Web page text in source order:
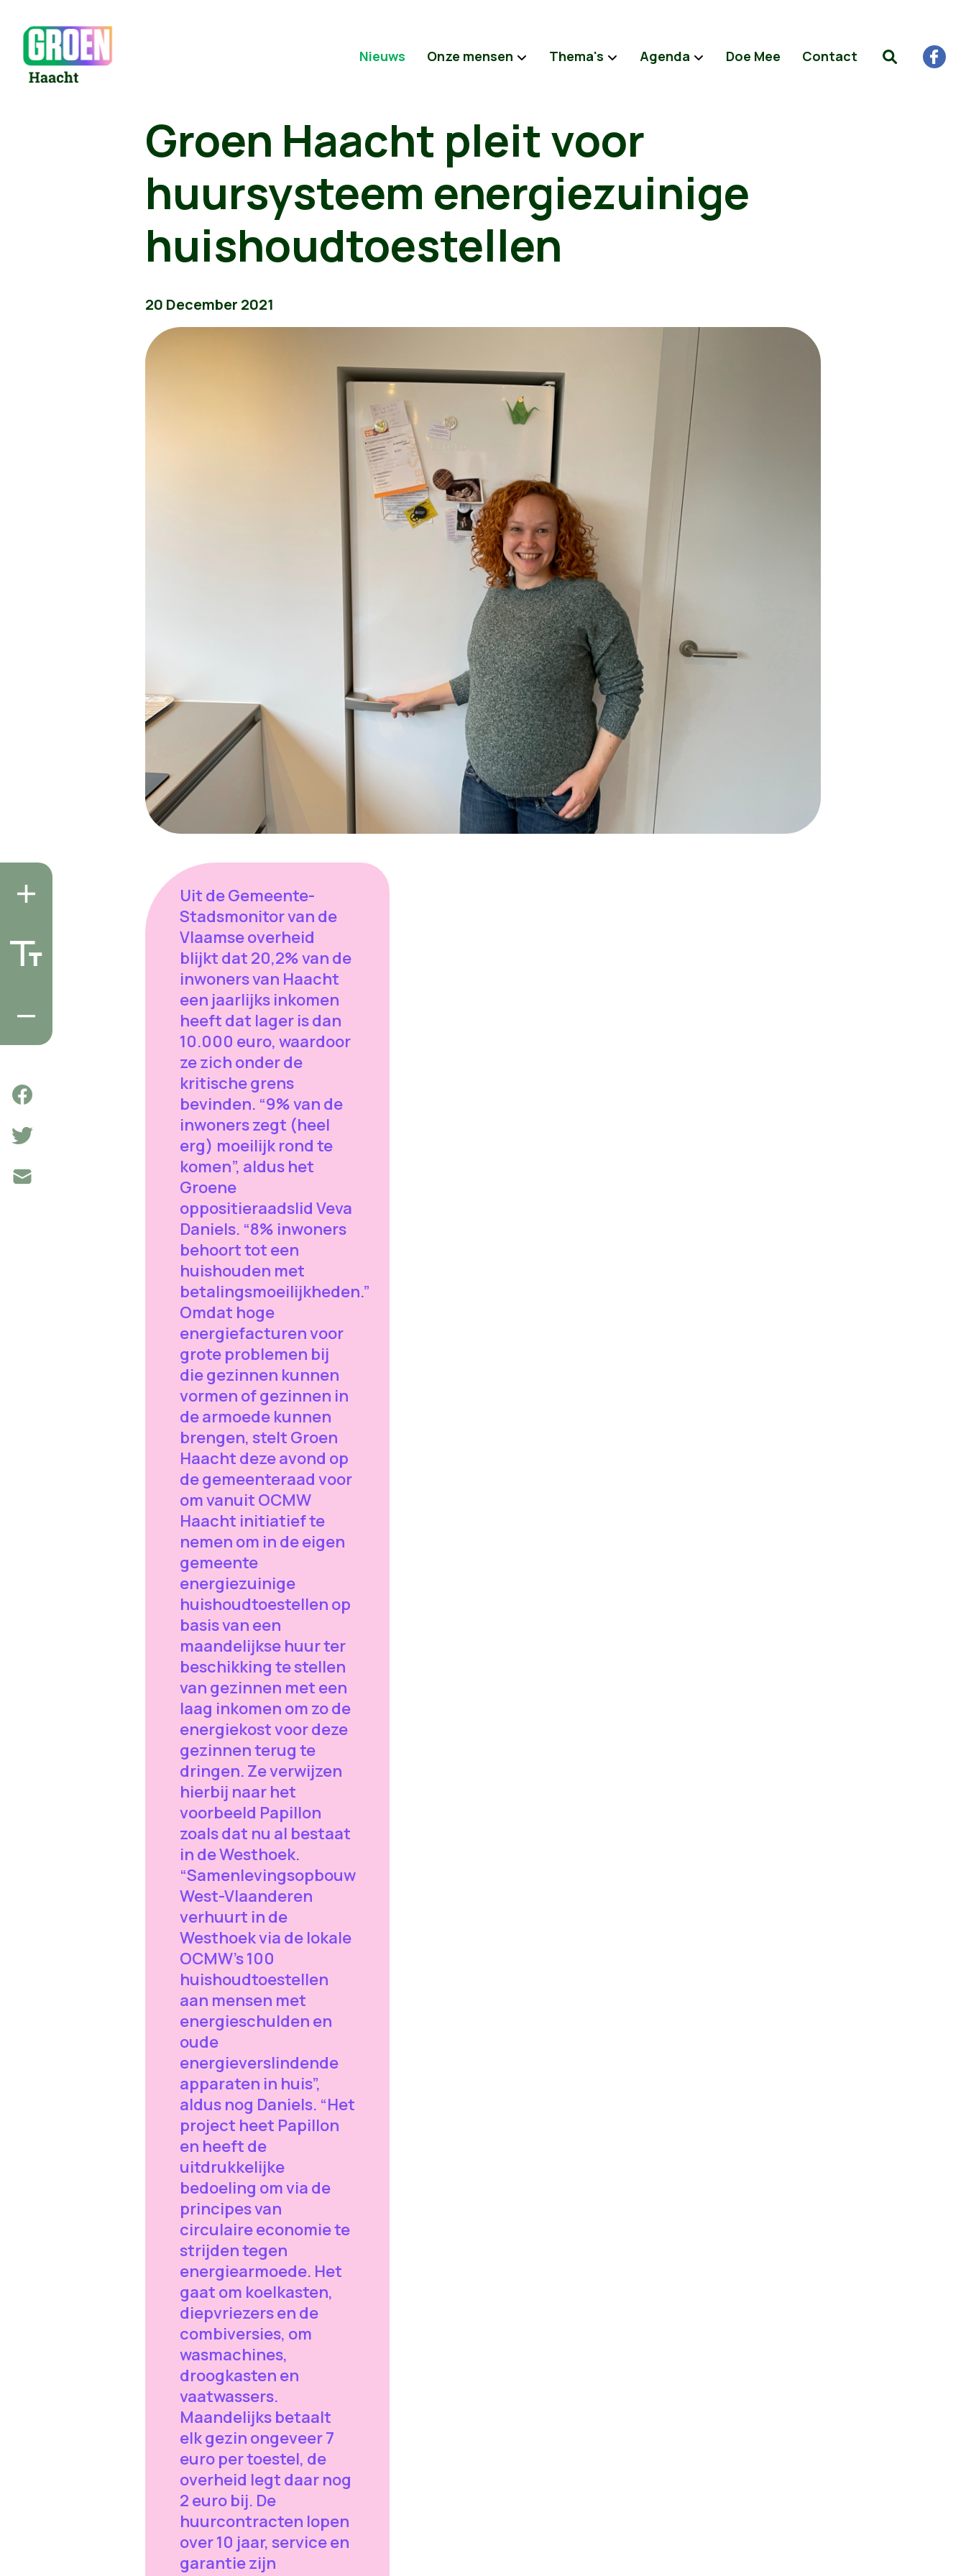
Nieuws Onze mensen Thema's Agenda Doe Mee Contact
Groen Haacht pleit voor
huursysteem energiezuinige
huishoudtoestellen
20 December 2021
Uit de Gemeente-
Stadsmonitor van de
Vlaamse overheid
blijkt dat 20,2% van de
inwoners van Haacht
een jaarlijks inkomen
heeft dat lager is dan
10.000 euro, waardoor
ze zich onder de
kritische grens
bevinden. “9% van de
inwoners zegt (heel
erg) moeilijk rond te
komen”, aldus het
Groene
oppositieraadslid Veva
Daniels. “8% inwoners
behoort tot een
huishouden met
betalingsmoeilijkheden.”
Omdat hoge
energiefacturen voor
grote problemen bij
die gezinnen kunnen
vormen of gezinnen in
de armoede kunnen
brengen, stelt Groen
Haacht deze avond op
de gemeenteraad voor
om vanuit OCMW
Haacht initiatief te
nemen om in de eigen
gemeente
energiezuinige
huishoudtoestellen op
basis van een
maandelijkse huur ter
beschikking te stellen
van gezinnen met een
laag inkomen om zo de
energiekost voor deze
gezinnen terug te
dringen. Ze verwijzen
hierbij naar het
voorbeeld Papillon
zoals dat nu al bestaat
in de Westhoek.
“Samenlevingsopbouw
West-Vlaanderen
verhuurt in de
Westhoek via de lokale
OCMW’s 100
huishoudtoestellen
aan mensen met
energieschulden en
oude
energieverslindende
apparaten in huis”,
aldus nog Daniels. “Het
project heet Papillon
en heeft de
uitdrukkelijke
bedoeling om via de
principes van
circulaire economie te
strijden tegen
energiearmoede. Het
gaat om koelkasten,
diepvriezers en de
combiversies, om
wasmachines,
droogkasten en
vaatwassers.
Maandelijks betaalt
elk gezin ongeveer 7
euro per toestel, de
overheid legt daar nog
2 euro bij. De
huurcontracten lopen
over 10 jaar, service en
garantie zijn